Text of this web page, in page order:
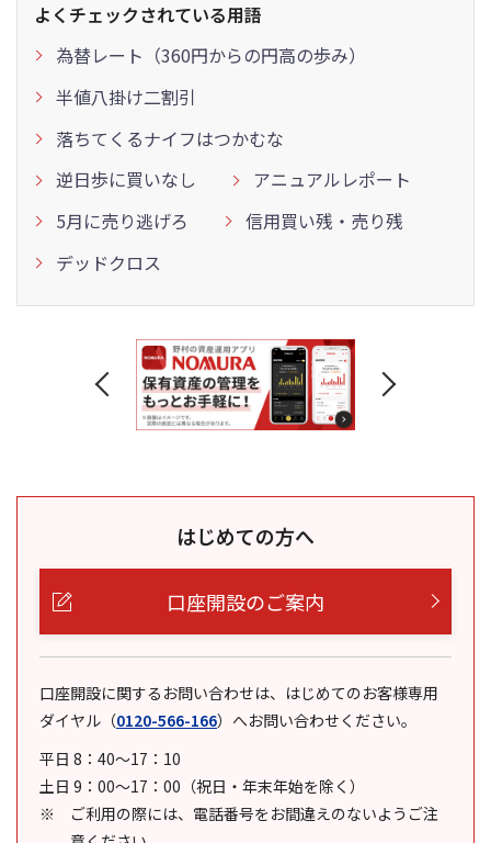
よくチェックされている用語
為替レート（360円からの円高の歩み）
半値八掛け二割引
落ちてくるナイフはつかむな
逆日歩に買いなし
アニュアルレポート
5月に売り逃げろ
信用買い残・売り残
デッドクロス
はじめての方へ
口座開設のご案内
口座開設に関するお問い合わせは、はじめてのお客様専用
ダイヤル （0120-566-166） へお問い合わせください。
平日 8：40～17：10
土日 9：00～17：00（祝日・年末年始を除く）
ご利用の際には、電話番号をお間違えのないようご注